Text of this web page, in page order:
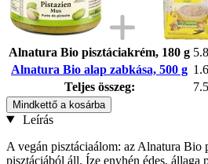
Alnatura Bio pisztáciakrém, 180 g
Alnatura Bio alap zabkása, 500 g
Teljes összeg:
Mindkettő a kosárba
Leírás
A vegán pisztáciaálom: az Alnatura Bio
pisztáciából áll. Íze enyhén édes, állaga